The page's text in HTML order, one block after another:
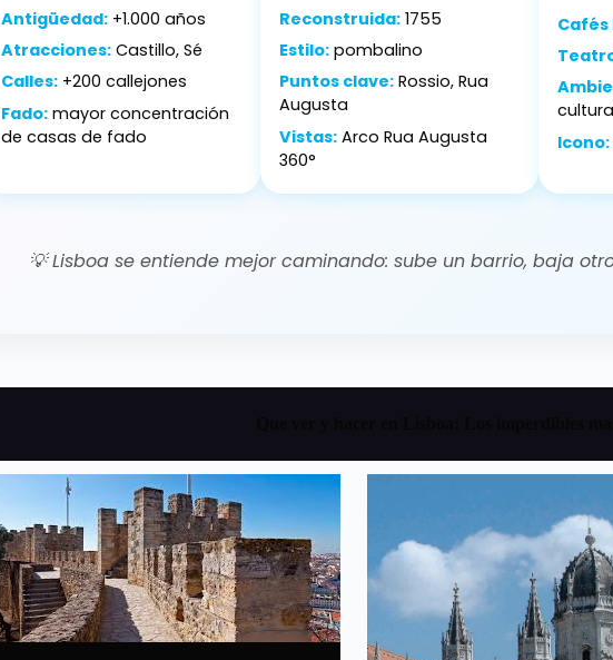
Antigüedad: +1.000 años
Atracciones: Castillo, Sé
Calles: +200 callejones
Fado: mayor concentración
de casas de fado
Reconstruida: 1755
Estilo: pombalino
Puntos clave: Rossio, Rua
Augusta
Vistas: Arco Rua Augusta
360°
Icono:
💡Lisboa se entiende mejor caminando: sube un barrio, baja